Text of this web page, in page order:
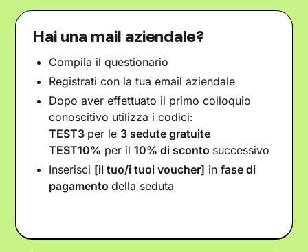
Hai una mail aziendale?
Compila il questionario
Registrati con la tua email aziendale
Dopo aver effettuato il primo colloquio
conoscitivo utilizza i codici:
TEST3 per le 3 sedute gratuite
TEST10% per il10% di sconto successivo
Inserisci [il tuo/i tuoi voucher] infase di
pagamentodella seduta